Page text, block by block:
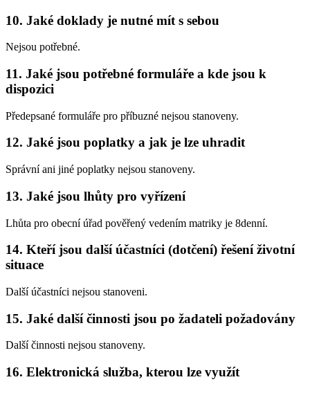
10. Jaké doklady je nutné mít s sebou
Nejsou potřebné.
11. Jaké jsou potřebné formuláře a kde jsou k
dispozici
Předepsané formuláře pro příbuzné nejsou stanoveny.
12. Jaké jsou poplatky a jak je lze uhradit
Správní ani jiné poplatky nejsou stanoveny.
13. Jaké jsou lhůty pro vyřízení
Lhůta pro obecní úřad pověřený vedením matriky je 8denní.
14. Kteří jsou další účastníci (dotčení) řešení životní
situace
Další účastníci nejsou stanoveni.
15. Jaké další činnosti jsou po žadateli požadovány
Další činnosti nejsou stanoveny.
16. Elektronická služba, kterou lze využít